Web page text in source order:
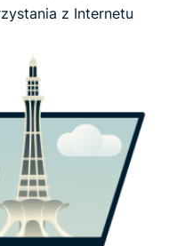
z Internetu